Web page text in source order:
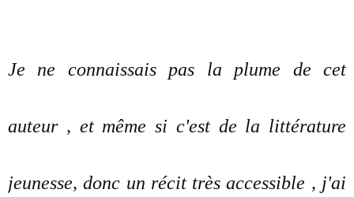
Je ne connaissais pas la plume de cet
auteur , et même si c'est de la littérature
jeunesse, donc un récit très accessible , j'ai